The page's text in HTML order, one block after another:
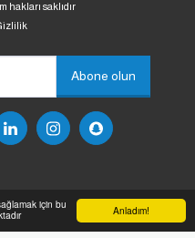
Anladım!
için bu
hakları saklıdır
Abone olun